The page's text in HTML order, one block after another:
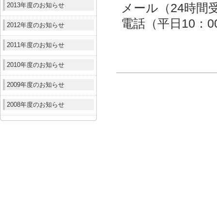
2013年度のお知らせ
2012年度のお知らせ
2011年度のお知らせ
2010年度のお知らせ
2009年度のお知らせ
2008年度のお知らせ
メール（24時間
電話（平日10：